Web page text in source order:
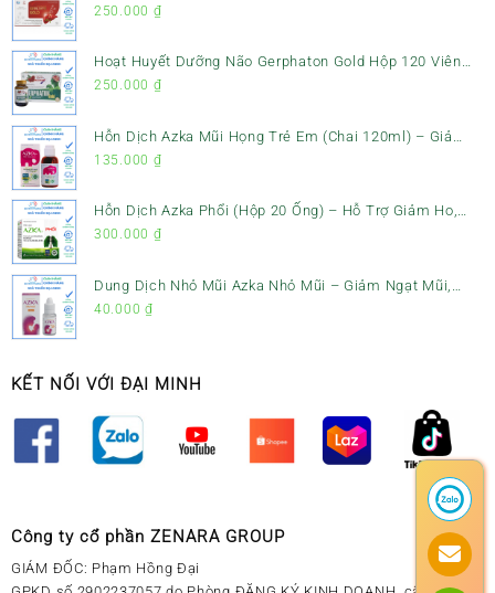
Gan, Mát Gan & Bảo Vệ Gan
250.000 ₫
Hoạt Huyết Dưỡng Não Gerphaton Gold Hộp 120 Viên
– Giảm Đau Đầu, Hoa Mắt, Chóng Mặt & Rối Loạn Tiền
250.000 ₫
Hỗn Dịch Azka Mũi Họng Trẻ Em (Chai 120ml) – Giảm
Ho, Tiêu Đờm & Đau Rát Họng
135.000 ₫
Hỗn Dịch Azka Phổi (Hộp 20 Ống) – Hỗ Trợ Giảm Ho,
Tiêu Đờm & Bổ Phổi
300.000 ₫
Dung Dịch Nhỏ Mũi Azka Nhỏ Mũi – Giảm Ngạt Mũi,
Sổ Mũi Cho Trẻ Sơ Sinh
40.000 ₫
KẾT NỐI VỚI ĐẠI MINH
Công ty cổ phần ZENARA GROUP
GIÁM ĐỐC: Phạm Hồng Đại